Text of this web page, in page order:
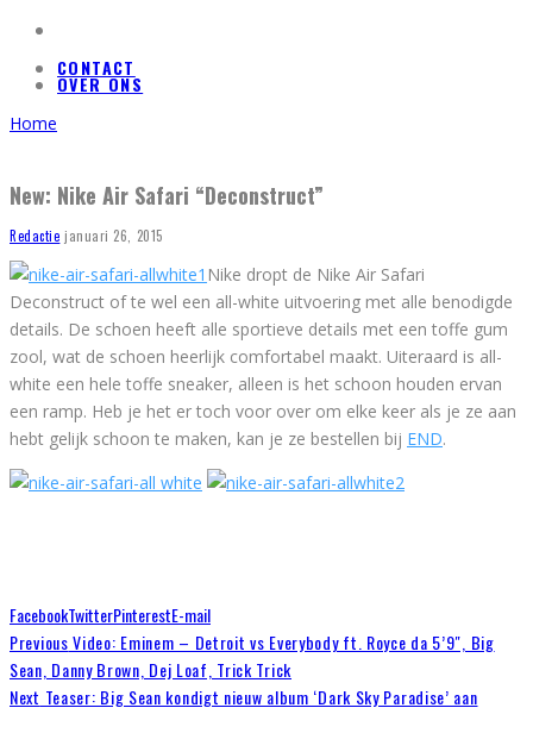
CONTACT
OVER ONS
Home
New: Nike Air Safari “Deconstruct”
Redactie januari 26, 2015
Nike dropt de Nike Air Safari
Deconstruct of te wel een all-white uitvoering met alle benodigde
details. De schoen heeft alle sportieve details met een toffe gum
zool, wat de schoen heerlijk comfortabel maakt. Uiteraard is all-
white een hele toffe sneaker, alleen is het schoon houden ervan
een ramp. Heb je het er toch voor over om elke keer als je ze aan
hebt gelijk schoon te maken, kan je ze bestellen bij END.
FacebookTwitterPinterestE-mail
PreviousVideo: Eminem – Detroit vs Everybody ft. Royce da 5’9″, Big
Sean, Danny Brown, Dej Loaf, Trick Trick
Next Teaser: Big Sean kondigt nieuw album ‘Dark Sky Paradise’ aan